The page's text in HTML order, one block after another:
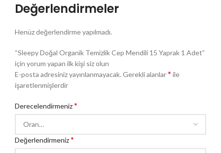
Değerlendirmeler
Henüz değerlendirme yapılmadı.
“Sleepy Doğal Organik Temizlik Cep Mendili 15 Yaprak 1 Adet”
için yorum yapan ilk kişi siz olun
E-posta adresiniz yayınlanmayacak.Gerekli alanlar* ile
işaretlenmişlerdir
Derecelendirmeniz*
Değerlendirmeniz*